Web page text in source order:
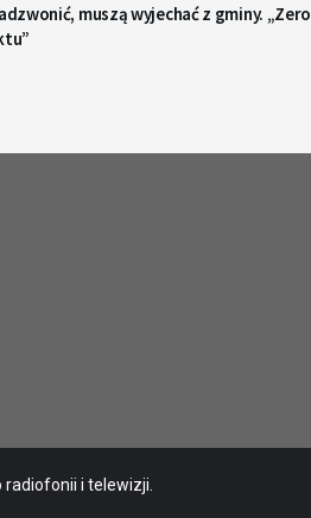
muszą wyjechać z gminy. „Zero
i telewizji.